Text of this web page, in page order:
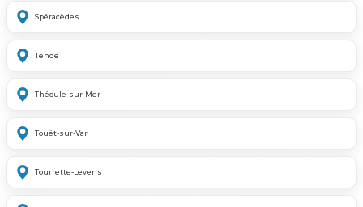
Spéracèdes
Tende
Théoule-sur-Mer
Touët-sur-Var
Tourrette-Levens